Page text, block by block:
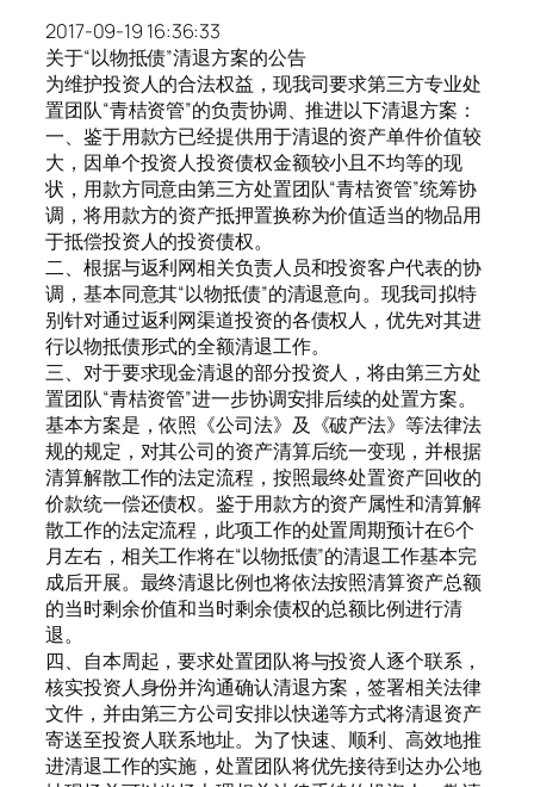
2017-09-19 16:36:33
关于“以物抵债”清退方案的公告
为维护投资人的合法权益，现我司要求第三方专业处
置团队“青桔资管”的负责协调、推进以下清退方案：
一、鉴于用款方已经提供用于清退的资产单件价值较
大，因单个投资人投资债权金额较小且不均等的现
状，用款方同意由第三方处置团队“青桔资管”统筹协
调，将用款方的资产抵押置换称为价值适当的物品用
于抵偿投资人的投资债权。
二、根据与返利网相关负责人员和投资客户代表的协
调，基本同意其“以物抵债”的清退意向。现我司拟特
别针对通过返利网渠道投资的各债权人，优先对其进
行以物抵债形式的全额清退工作。
三、对于要求现金清退的部分投资人，将由第三方处
置团队“青桔资管”进一步协调安排后续的处置方案。
基本方案是，依照《公司法》及《破产法》等法律法
规的规定，对其公司的资产清算后统一变现，并根据
清算解散工作的法定流程，按照最终处置资产回收的
价款统一偿还债权。鉴于用款方的资产属性和清算解
散工作的法定流程，此项工作的处置周期预计在6个
月左右，相关工作将在“以物抵债”的清退工作基本完
成后开展。最终清退比例也将依法按照清算资产总额
的当时剩余价值和当时剩余债权的总额比例进行清
退。
四、自本周起，要求处置团队将与投资人逐个联系，
核实投资人身份并沟通确认清退方案，签署相关法律
文件，并由第三方公司安排以快递等方式将清退资产
寄送至投资人联系地址。为了快速、顺利、高效地推
进清退工作的实施，处置团队将优先接待到达办公地